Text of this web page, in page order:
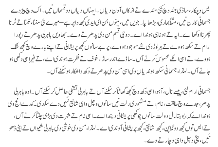
ایس وچکار، ساڈی جند وچ کئی مندے تے اڑکاں آون دیاں۔ ایہناں دیاں دو قسماں نیں۔ اک وچ پیڑ دے
جسمانی کارن نیں، مثلاً بماری، بڑھاپا۔ جویں میں، مینوں ہن ای ایدی کجھ واپر ہے – میرے لئی سننا، تکنا تے ٹرنا
پھرنا اوکھا اے۔ ایہ تے ہونا ہی ہوندا اے۔ دوجی قسم من دی پدھر تے وے۔ بھاویں باہرلی پدھر تے، پورا
ارام تے سکھ ہووے تے ہر لوڑ دی شے موجود ہووے، پر جے سانوں کجھ پریشانی تے اپنے بارے وچ کجھ شک
ہووے، تے اسی اکلے محسوس کرنے آں۔ ساڈے اندر ساڑا، خوف تے نفرت ہوندی اے، تے فیر اسی دکھی ہو
جانے آں۔ لہٰذا، جسمانی سکھ ہوندیاں وی اسی من دی پدھر تے دکھ دا شکار ہو سکنے آں۔
جسمانی ارام لئی، پیسے نال، آہو، اسی دکھ وچ کجھ گھاٹا کر سکنے آں تے باہرلی تشفی حاصل کر سکنے آں۔ اوہ باہرلی
پدھر، جدے وچ طاقت، نام، تے مشہوری رلت نیں سانوں وچل واہی شانتی نئیں دے سکدی۔ کدے انج وی
ہوندا اے کہ، بوہتا مال دولت سانوں چوکھی پریشانی دیندا اے۔ اسی نام تے شہرت دی بڑی چنتا کرنے آں،
تے ایس توں کجھ دوگلا پن، کجھ اشانتی، کجھ پریشانی آوندی اے۔ لہٰذا، من دی خوشی دی باہرلی شیواں تے اینی ڈھو
نئیں، جِنّی وچل واہی وچار تے وے۔